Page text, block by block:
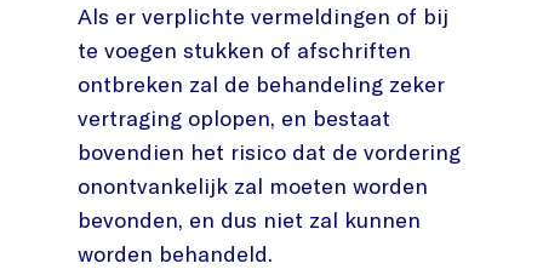
Als er verplichte vermeldingen of bij
te voegen stukken of afschriften
ontbreken zal de behandeling zeker
vertraging oplopen, en bestaat
bovendien het risico dat de vordering
onontvankelijk zal moeten worden
bevonden, en dus niet zal kunnen
worden behandeld.